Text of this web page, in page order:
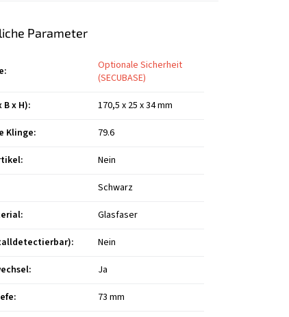
Parameter
:
Optionale Sicherheit
(SECUBASE)
B x H):
170,5 x 25 x 34 mm
Klinge:
79.6
:
Nein
Schwarz
:
Glasfaser
:
Nein
:
Ja
:
73 mm